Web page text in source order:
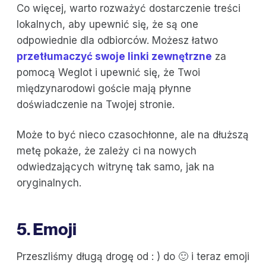
Co więcej, warto rozważyć dostarczenie treści
lokalnych, aby upewnić się, że są one
odpowiednie dla odbiorców. Możesz łatwo
przetłumaczyć swoje linki zewnętrzne za
pomocą Weglot i upewnić się, że Twoi
międzynarodowi goście mają płynne
doświadczenie na Twojej stronie.
Może to być nieco czasochłonne, ale na dłuższą
metę pokaże, że zależy ci na nowych
odwiedzających witrynę tak samo, jak na
oryginalnych.
5. Emoji
Przeszliśmy długą drogę od : ) do 🙂 i teraz emoji